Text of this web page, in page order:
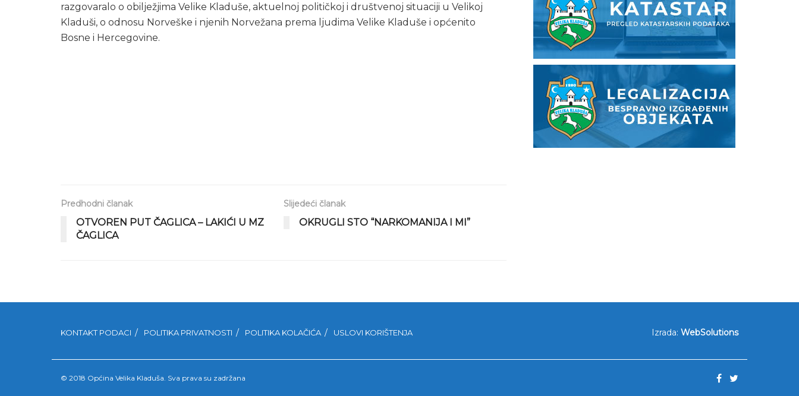
razgovaralo o obilježjima Velike Kladuše, aktuelnoj političkoj i društvenoj situaciji u Velikoj
Kladuši, o odnosu Norveške i njenih Norvežana prema ljudima Velike Kladuše i općenito
Bosne i Hercegovine.
Predhodni članak
OTVOREN PUT ČAGLICA – LAKIĆI U MZ
ČAGLICA
Slijedeći članak
OKRUGLI STO “NARKOMANIJA I MI”
KONTAKT PODACI POLITIKA PRIVATNOSTI POLITIKA KOLAČIĆA USLOVI KORIŠTENJA Izrada: WebSolutions
© 2018 Općina Velika Kladuša. Sva prava su zadržana